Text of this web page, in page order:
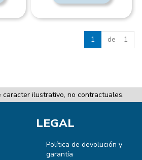
1 de 1
caracter ilustrativo, no contractuales.
LEGAL
Política de devolución y
garantía